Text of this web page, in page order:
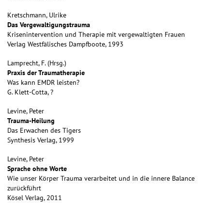
Kretschmann, Ulrike
Das Vergewaltigungstrauma
Krisenintervention und Therapie mit vergewaltigten Frauen
Verlag Westfälisches Dampfboote, 1993
Lamprecht, F. (Hrsg.)
Praxis der Traumatherapie
Was kann EMDR leisten?
G. Klett-Cotta, ?
Levine, Peter
Trauma-Heilung
Das Erwachen des Tigers
Synthesis Verlag, 1999
Levine, Peter
Sprache ohne Worte
Wie unser Körper Trauma verarbeitet und in die innere Balance
zurückführt
Kösel Verlag, 2011